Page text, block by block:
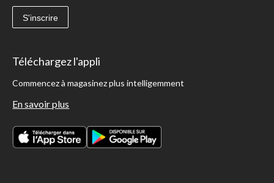
S'inscrire
Téléchargez l'appli
Commencez à magasinez plus intelligemment
En savoir plus